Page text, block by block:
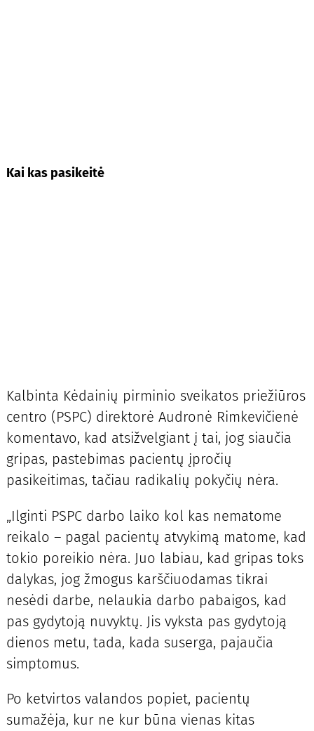
Kai kas pasikeitė
Kalbinta Kėdainių pirminio sveikatos priežiūros
centro (PSPC) direktorė Audronė Rimkevičienė
komentavo, kad atsižvelgiant į tai, jog siaučia
gripas, pastebimas pacientų įpročių
pasikeitimas, tačiau radikalių pokyčių nėra.
„Ilginti PSPC darbo laiko kol kas nematome
reikalo – pagal pacientų atvykimą matome, kad
tokio poreikio nėra. Juo labiau, kad gripas toks
dalykas, jog žmogus karščiuodamas tikrai
nesėdi darbe, nelaukia darbo pabaigos, kad
pas gydytoją nuvyktų. Jis vyksta pas gydytoją
dienos metu, tada, kada suserga, pajaučia
simptomus.
Po ketvirtos valandos popiet, pacientų
sumažėja, kur ne kur būna vienas kitas